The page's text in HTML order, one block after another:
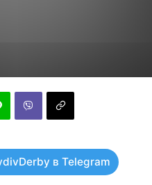
в Telegram